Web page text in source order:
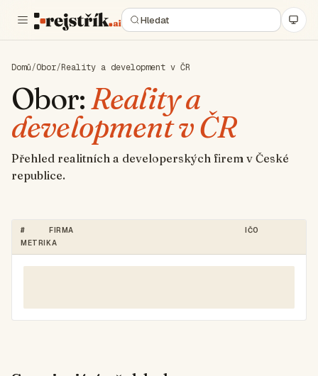
Domů/Obor/Reality a development v ČR
Obor:Reality a
development v ČR
Přehled realitních a developerských firem v České
republice.
# FIRMA
IČO
METRIKA